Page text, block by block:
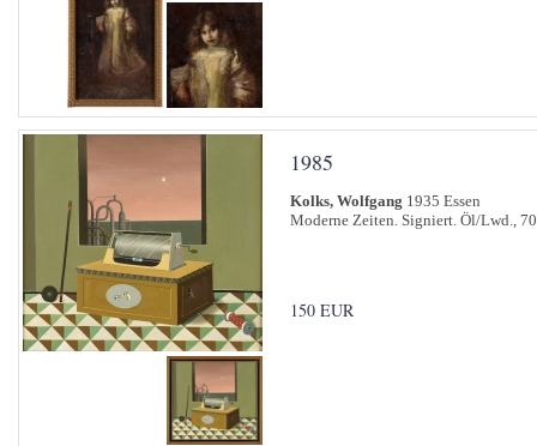
1985
Kolks, Wolfgang 1935 Essen
Moderne Zeiten. Signiert. Öl/Lwd.,
150 EUR